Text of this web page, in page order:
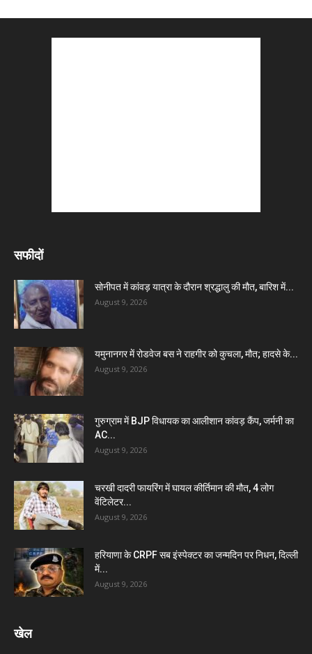
सफीदों
सोनीपत में कांवड़ यात्रा के दौरान श्रद्धालु की मौत, बारिश में...
August 9, 2026
यमुनानगर में रोडवेज बस ने राहगीर को कुचला, मौत; हादसे के...
August 9, 2026
गुरुग्राम में BJP विधायक का आलीशान कांवड़ कैंप, जर्मनी का
AC...
August 9, 2026
चरखी दादरी फायरिंग में घायल कीर्तिमान की मौत, 4 लोग
वेंटिलेटर...
August 9, 2026
हरियाणा के CRPF सब इंस्पेक्टर का जन्मदिन पर निधन, दिल्ली
में...
August 9, 2026
खेल